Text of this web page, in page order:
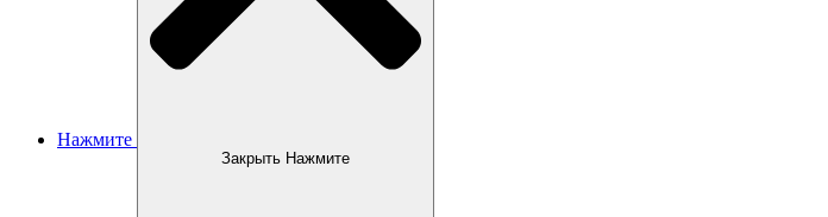
Нажмите
Закрыть Нажмите